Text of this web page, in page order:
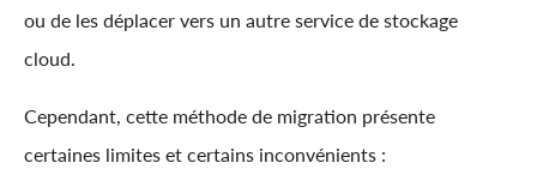
ou de les déplacer vers un autre service de stockage
cloud.
Cependant, cette méthode de migration présente
certaines limites et certains inconvénients :